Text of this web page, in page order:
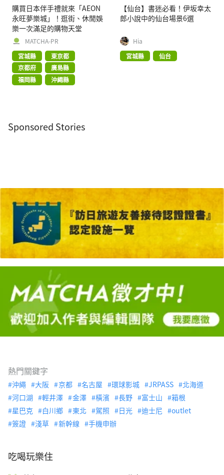
購買日本伴手禮就來「AEON
永旺夢樂城」！逛街、休閒娛
樂一次滿足的購物天堂
MATCHA-PR
宮城縣
東京都
京都府
廣島縣
福岡縣
沖繩縣
【仙台】書迷必看！伊坂幸太
郎小說中的仙台場景6選
Hia
宮城縣
仙台
Sponsored Stories
熱門關鍵字
沖繩 大阪 京都 名古屋 環球影城 JRPASS
北海道
河口湖
輕井澤 金澤 橫濱 長野 富士山
箱根
星巴克
白川鄉 東北 駕照 日光 迪士尼
outlet
簽證
淺草 新幹線 手機申辦
吃喝玩樂住